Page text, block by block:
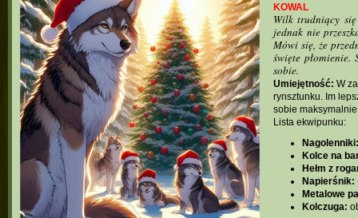
KOWAL
Wilk trudniący
jednak nie
Mówi się, że
święte
sobie.
Umiejętność: W
rynsztunku. Im
sobie
Lista ekwipunku:
Nagolenniki:
Kolce na
Hełm z
Napierśnik:
Metalowe
Kolczuga: